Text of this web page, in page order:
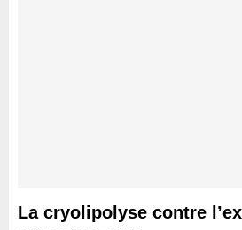
La cryolipolyse contre